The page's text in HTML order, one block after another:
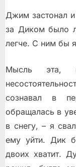
Джим застонал и
за Диком было
легче. С ним бы
Мысль эта,
сознавал в
обращалась в
в снегу, – я
ему уйти. Дик
двоих хватит.